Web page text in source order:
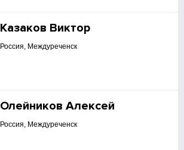
Казаков Виктор
Россия, Междуреченск
Олейников Алексей
Россия, Междуреченск